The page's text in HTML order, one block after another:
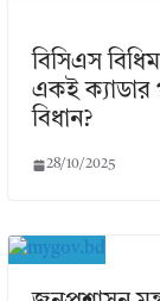
বিসিএস
একই ক্যাডার
বিধান?
28/10/2025